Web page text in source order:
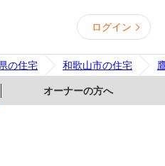
ログイン
の住宅 和歌山市の住宅
オーナーの方へ